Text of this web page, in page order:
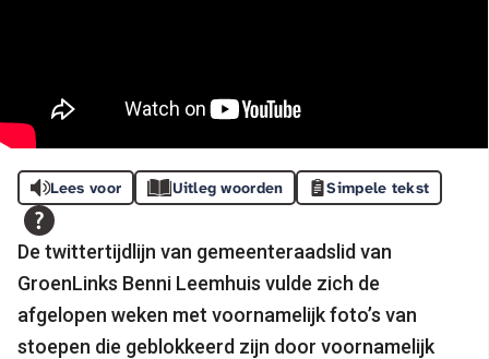
Lees voor Uitleg woorden Simpele tekst
De twittertijdlijn van gemeenteraadslid van
GroenLinks Benni Leemhuis vulde zich de
afgelopen weken met voornamelijk foto’s van
stoepen die geblokkeerd zijn door voornamelijk